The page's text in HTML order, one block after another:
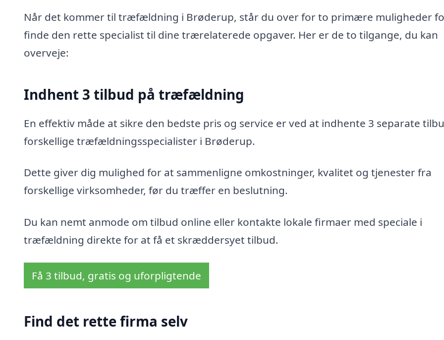
Når det kommer til træfældning i Brøderup, står du over for to primære muligheder
finde den rette specialist til dine trærelaterede opgaver. Her er de to tilgange, du kan
overveje:
Indhent 3 tilbud på træfældning
En effektiv måde at sikre den bedste pris og service er ved at indhente 3 separate
forskellige træfældningsspecialister i Brøderup.
Dette giver dig mulighed for at sammenligne omkostninger, kvalitet og tjenester fra
forskellige virksomheder, før du træffer en beslutning.
Du kan nemt anmode om tilbud online eller kontakte lokale firmaer med speciale i
træfældning direkte for at få et skræddersyet tilbud.
Få 3 tilbud, gratis og uforpligtende
Find det rette firma selv